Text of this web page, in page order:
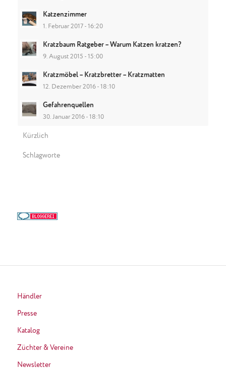
Katzenzimmer
1. Februar 2017 - 16:20
Kratzbaum Ratgeber – Warum Katzen kratzen?
9. August 2015 - 15:00
Kratzmöbel – Kratzbretter – Kratzmatten
12. Dezember 2016 - 18:10
Gefahrenquellen
30. Januar 2016 - 18:10
Kürzlich
Schlagworte
Händler
Presse
Katalog
Züchter & Vereine
Newsletter